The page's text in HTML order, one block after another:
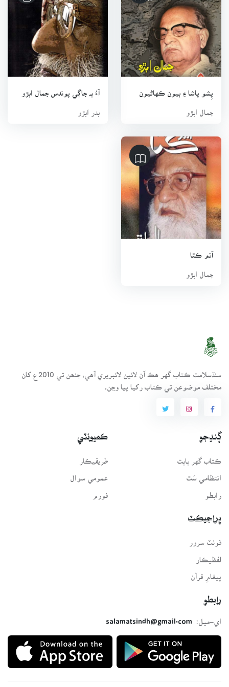
جج ،1981ع کان 1982ع تائين فيڊرل سروسز ٽربيونل اسلام آباد جو
ميمبر ،1984ع کان 1985ع تائين سنڌ اسيمبليءَ جو سيڪريٽري ۽
1985ع کان 1986ع تائين اينٽي ڪرپشن ڪاميٽيءَ جو چيئرمئن
رھيو .10 اپريل 1986ع تي سرڪاري ملازمت تان رٽائرمينٽ حاصل
ڪيائين .جمال ابڙو شيخ اياز جي سنڌ يونيورسٽيءَ جي وائيس
ميمبر رھيو .سندس شاھڪار ڪھاڻين جو مجموعو” پشو پاشا “ھو
۾” فرشتو “جي عنوان سان ’برسات ‘۾ ڇپي .جمال ابڙي جي ڪهاڻين
مان” پِشو پاشا “،” پيراڻي “،”مان مرد “،”بدتميز “،”شاھ جو ڦر
“،”بدمعاش “،”منھن ڪارو “،”ڪارو پاڻي “،”مھرباني “،”خميسي جو
ڪوٽ “،”لاري “،”سينڌ “،”فرشتو “،”ماءُ جي جھولي “،”لاٽ “۽ ٻيون
اهم آھن .سندس ڪھاڻين ۾ سماجي مسئلن جي اپٽار آهي .ھن
ڪيترائي شاھڪار مضمون پڻ لکيا ،جن ۾” شاھ محض صوفي نه ھو
“،”پاڪستان ٺھراءُ ،اصل حقيقتون “،”عورت جي اسلام ۾ عزت
۽آزادي “۽ ٻيا اهم آھن .ان کان سواءِ ھن سراج جي ناول” پڙاڏو سو
هڪ حوا ڪئين ڪهاڻيون “جو پڻ مهاڳ لکيو .جمال ابڙي جي
ڪھاڻين جا ترجما اردو ،انگريزي ۽ جرمن ٻولين ۾ ٿي چڪا آهن .ھن
لاڏاڻو ڪيو ،جتي کيس گذريءَ جي قبرستان ۾ دفنايو ويو .
پِشو پاشا ۽ ٻيون ڪهاڻيون
جمال ابڙو
آءُ بہ جاڳي پوندس جمال ابڙو
بدر ابڙو
آتم ڪٿا
جمال ابڙو
سنڌسلامت ڪتاب گهر ھڪ آن لائين لائبريري آھي، جنھن تي 2010ع کان
مختلف موضوعن تي ڪتاب رکيا پيا وڃن.
ڳنڍجو
ڪتاب گهر بابت
انتظامي سَٿ
رابطو
ڪميونٽي
طريقيڪار
عمومي سوال
فورم
پراجيڪٽ
فونٽ سرور
لفظيڪار
پيغامِ قرآن
رابطو
اي-ميل:
salamatsindh@gmail.com